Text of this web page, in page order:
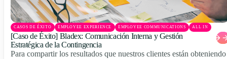
CASOS DE ÉXITO EMPLOYEE EXPERIENCE EMPLOYEE COMMUNICATIONS ALL IN
[Caso de Éxito] Bladex: Comunicación Interna y Gestión
Estratégica de la Contingencia
Para compartir los resultados que nuestros clientes están obteniendo